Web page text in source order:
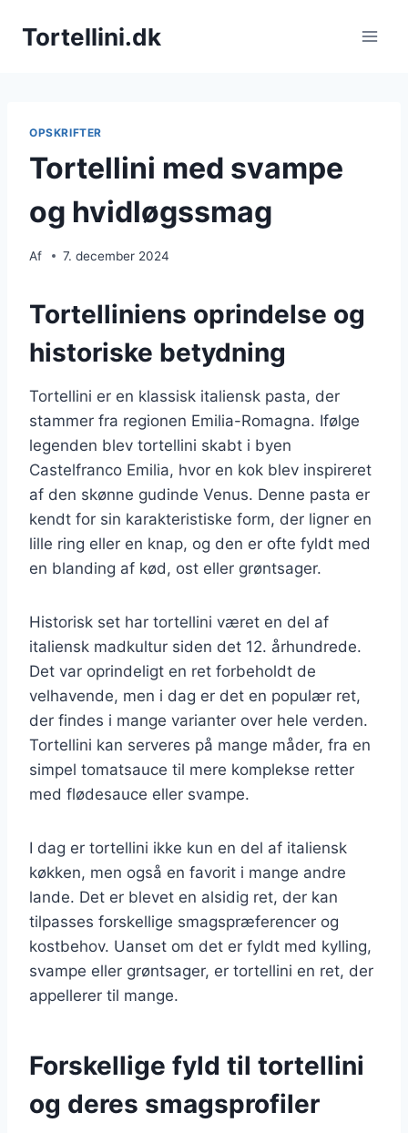
Tortellini.dk
OPSKRIFTER
Tortellini med svampe
og hvidløgssmag
Af 7. december 2024
Tortelliniens oprindelse og
historiske betydning
Tortellini er en klassisk italiensk pasta, der
stammer fra regionen Emilia-Romagna. Ifølge
legenden blev tortellini skabt i byen
Castelfranco Emilia, hvor en kok blev inspireret
af den skønne gudinde Venus. Denne pasta er
kendt for sin karakteristiske form, der ligner en
lille ring eller en knap, og den er ofte fyldt med
en blanding af kød, ost eller grøntsager.
Historisk set har tortellini været en del af
italiensk madkultur siden det 12. århundrede.
Det var oprindeligt en ret forbeholdt de
velhavende, men i dag er det en populær ret,
der findes i mange varianter over hele verden.
Tortellini kan serveres på mange måder, fra en
simpel tomatsauce til mere komplekse retter
med flødesauce eller svampe.
I dag er tortellini ikke kun en del af italiensk
køkken, men også en favorit i mange andre
lande. Det er blevet en alsidig ret, der kan
tilpasses forskellige smagspræferencer og
kostbehov. Uanset om det er fyldt med kylling,
svampe eller grøntsager, er tortellini en ret, der
appellerer til mange.
Forskellige fyld til tortellini
og deres smagsprofiler